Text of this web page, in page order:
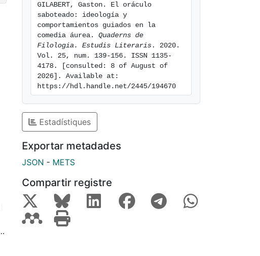
GILABERT, Gaston. El oráculo
saboteado: ideología y
comportamientos guiados en la
comedia áurea. Quaderns de
Filologia. Estudis Literaris . 2020.
Vol. 25, num. 139-156. ISSN 1135-
4178. [consulted: 8 of August of
2026]. Available at:
https://hdl.handle.net/2445/194670
Estadístiques
Exportar metadades
JSON - METS
Compartir registre